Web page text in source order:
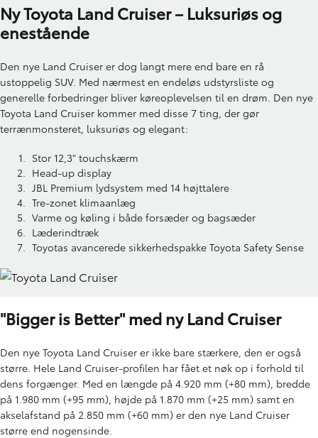
Ny Toyota Land Cruiser – Luksuriøs og
enestående
Den nye Land Cruiser er dog langt mere end bare en rå
ustoppelig SUV. Med nærmest en endeløs udstyrsliste og
generelle forbedringer bliver køreoplevelsen til en drøm. Den nye
Toyota Land Cruiser kommer med disse 7 ting, der gør
terrænmonsteret, luksuriøs og elegant:
Stor 12,3" touchskærm
Head-up display
JBL Premium lydsystem med 14 højttalere
Tre-zonet klimaanlæg
Varme og køling i både forsæder og bagsæder
Læderindtræk
Toyotas avancerede sikkerhedspakke Toyota Safety Sense
"Bigger is Better" med ny Land Cruiser
Den nye Toyota Land Cruiser er ikke bare stærkere, den er også
større. Hele Land Cruiser-profilen har fået et nøk op i forhold til
dens forgænger. Med en længde på 4.920 mm (+80 mm), bredde
på 1.980 mm (+95 mm), højde på 1.870 mm (+25 mm) samt en
akselafstand på 2.850 mm (+60 mm) er den nye Land Cruiser
større end nogensinde.